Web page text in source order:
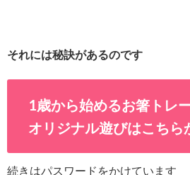
それには秘訣があるのです
1歳から始めるお箸トレ
オリジナル遊びはこちら
続きはパスワードをかけています